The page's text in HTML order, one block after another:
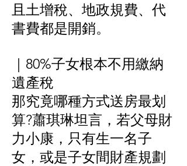
且土增稅、地政規費、代
書費都是開銷。
｜80%子女根本不用繳納
遺產稅
那究竟哪種方式送房最划
算?蕭琪琳坦言，若父母財
力小康，只有生一名子
女，或是子女間財產規劃